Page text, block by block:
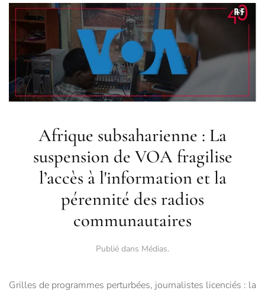
Afrique subsaharienne : La
suspension de VOA fragilise
l’accès à l'information et la
pérennité des radios
communautaires
Publié dans Médias.
Grilles de programmes perturbées, journalistes licenciés : la